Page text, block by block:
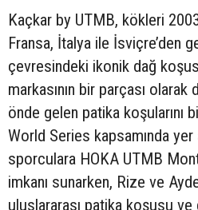
Kaçkar by UTMB, kökleri
Fransa, İtalya ile İsviçre’den
çevresindeki ikonik dağ
markasının bir parçası olarak
önde gelen patika koşularını
World Series kapsamında
sporculara HOKA UTMB
imkanı sunarken, Rize ve
uluslararası patika koşusu ve